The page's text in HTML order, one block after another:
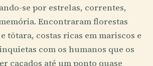
se por estrelas, correntes,
Encontraram florestas
tōtara, costas ricas em mariscos e
com os humanos que os
caçados até um ponto quase